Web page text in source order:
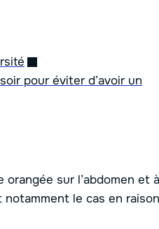
pour éviter d’avoir un
orangée sur l’abdomen et à
le cas en raison